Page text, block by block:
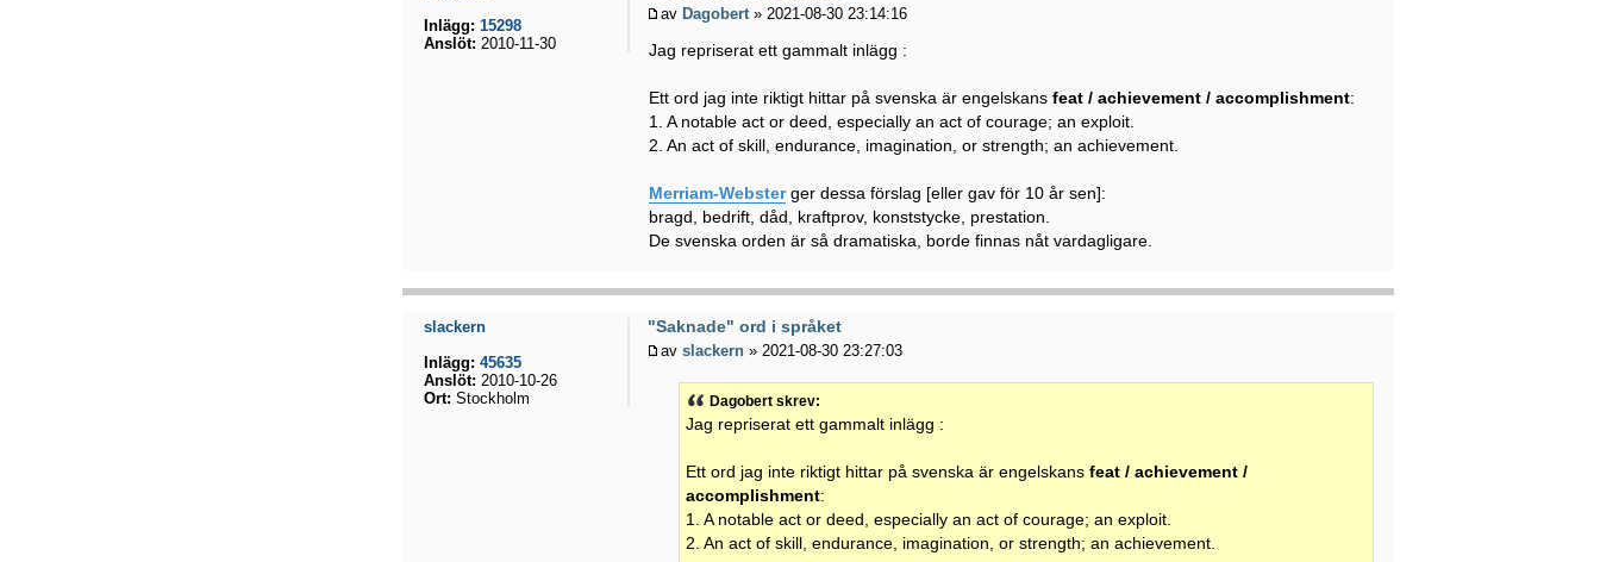
av Dagobert » 2021-08-30 23:14:16
Jag repriserat ett gammalt inlägg :
Ett ord jag inte riktigt hittar på svenska är engelskansfeat / achievement / accomplishment:
1. A notable act or deed, especially an act of courage; an exploit.
2. An act of skill, endurance, imagination, or strength; an achievement.
Merriam-Websterger dessa förslag [eller gav för 10 år sen]:
bragd, bedrift, dåd, kraftprov, konststycke, prestation.
De svenska orden är så dramatiska, borde finnas nåt vardagligare.
Inlägg: 15298
Anslöt: 2010-11-30
"Saknade" ord i språket
avslackern » 2021-08-30 23:27:03
Dagobert skrev:
Jag repriserat ett gammalt inlägg :
Ett ord jag inte riktigt hittar på svenska är engelskansfeat / achievement /
accomplishment:
1. A notable act or deed, especially an act of courage; an exploit.
2. An act of skill, endurance, imagination, or strength; an achievement.
slackern
Inlägg: 45635
Anslöt: 2010-10-26
Ort: Stockholm